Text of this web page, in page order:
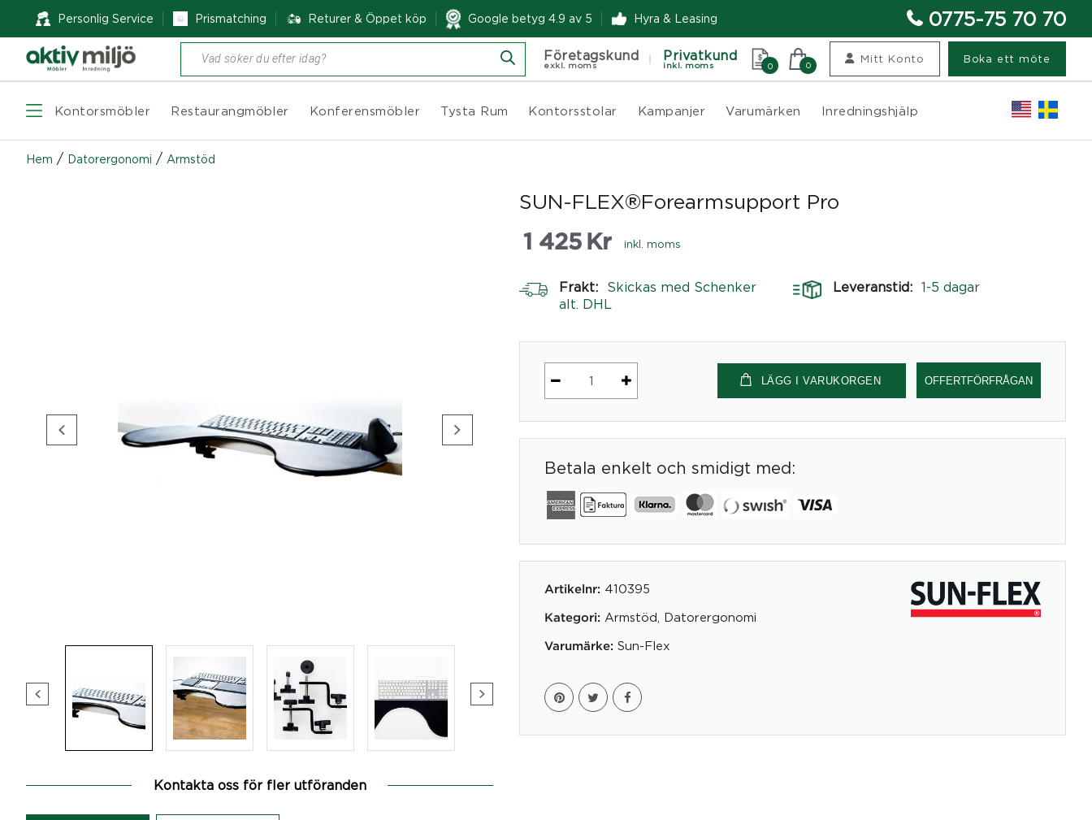
Personlig Service Prismatching Returer & Öppet köp Google betyg 4.9 av 5 Hyra & Leasing 0775-75 70 70
Produktsökning Företagskund
exkl. moms
Privatkund
inkl. moms 0 0
Mitt Konto Boka ett möte
Kontorsmöbler Restaurangmöbler Konferensmöbler Tysta Rum Kontorsstolar Kampanjer Varumärken Inredningshjälp
Hem / Datorergonomi / Armstöd
Kontakta oss för fler utföranden
SUN-FLEX®Forearmsupport Pro
1 425 Kr inkl. moms
Frakt:
Skickas med Schenker
alt. DHL
Leveranstid: 1-5 dagar
LÄGG I VARUKORGEN OFFERTFÖRFRÅGAN
Betala enkelt och smidigt med:
Artikelnr: 410395
Kategori: Armstöd Datorergonomi
Varumärke: Sun-Flex